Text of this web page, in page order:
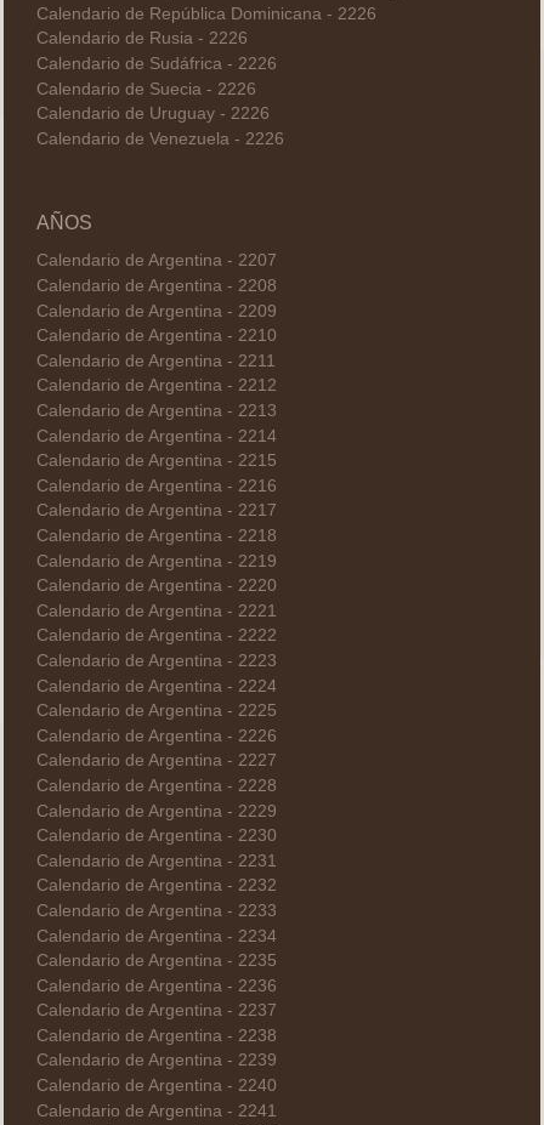
Calendario de República Dominicana - 2226
Calendario de Rusia - 2226
Calendario de Sudáfrica - 2226
Calendario de Suecia - 2226
Calendario de Uruguay - 2226
Calendario de Venezuela - 2226
AÑOS
Calendario de Argentina - 2207
Calendario de Argentina - 2208
Calendario de Argentina - 2209
Calendario de Argentina - 2210
Calendario de Argentina - 2211
Calendario de Argentina - 2212
Calendario de Argentina - 2213
Calendario de Argentina - 2214
Calendario de Argentina - 2215
Calendario de Argentina - 2216
Calendario de Argentina - 2217
Calendario de Argentina - 2218
Calendario de Argentina - 2219
Calendario de Argentina - 2220
Calendario de Argentina - 2221
Calendario de Argentina - 2222
Calendario de Argentina - 2223
Calendario de Argentina - 2224
Calendario de Argentina - 2225
Calendario de Argentina - 2226
Calendario de Argentina - 2227
Calendario de Argentina - 2228
Calendario de Argentina - 2229
Calendario de Argentina - 2230
Calendario de Argentina - 2231
Calendario de Argentina - 2232
Calendario de Argentina - 2233
Calendario de Argentina - 2234
Calendario de Argentina - 2235
Calendario de Argentina - 2236
Calendario de Argentina - 2237
Calendario de Argentina - 2238
Calendario de Argentina - 2239
Calendario de Argentina - 2240
Calendario de Argentina - 2241